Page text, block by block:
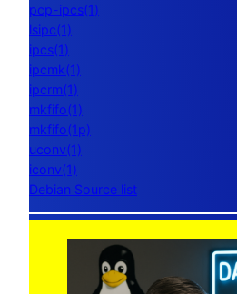
pcp-ipcs(1)
lsipc(1)
ipcs(1)
ipcmk(1)
ipcrm(1)
mkfifo(1)
mkfifo(1p)
uconv(1)
iconv(1)
Debian Source list